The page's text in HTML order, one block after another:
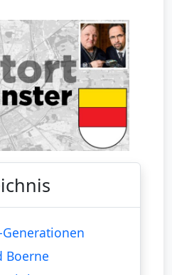
Boerne